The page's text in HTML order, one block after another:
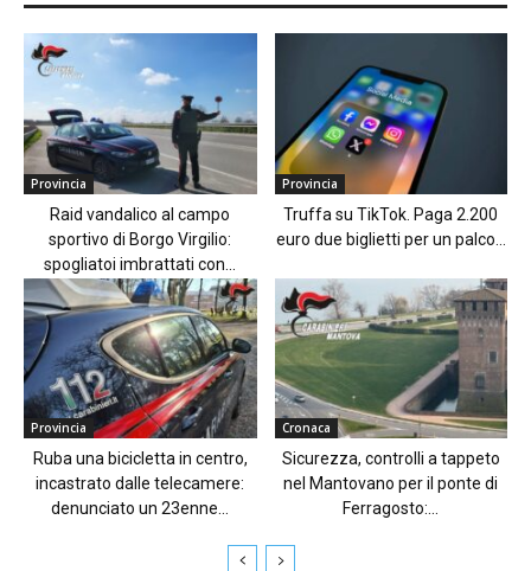
Provincia
Raid vandalico al campo
sportivo di Borgo Virgilio:
spogliatoi imbrattati con...
Provincia
Truffa su TikTok. Paga 2.200
euro due biglietti per un palco...
Provincia
Ruba una bicicletta in centro,
incastrato dalle telecamere:
denunciato un 23enne...
Cronaca
Sicurezza, controlli a tappeto
nel Mantovano per il ponte di
Ferragosto:...